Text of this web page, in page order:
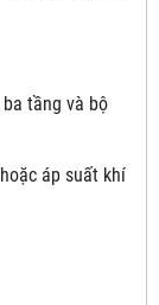
ba tầng và bộ
áp suất khí